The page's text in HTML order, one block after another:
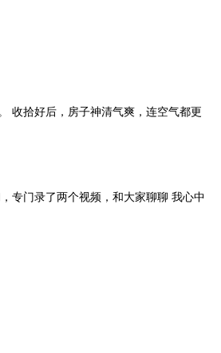
收拾好后，房子神清气爽，连空气都更
专门录了两个视频，和大家聊聊 我心中